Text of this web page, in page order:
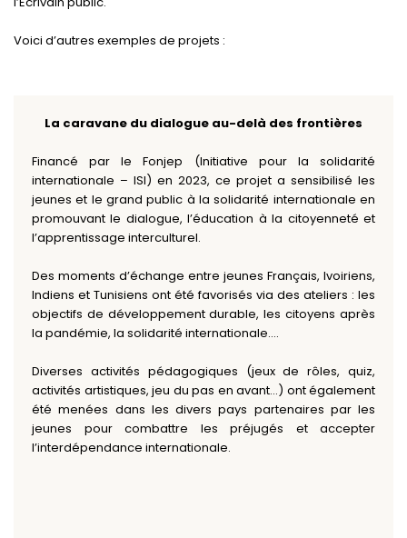
Voici d’autres exemples de projets :
La caravane du dialogue au-delà des frontières
Financé par le Fonjep (Initiative pour la solidarité
internationale – ISI) en 2023, ce projet a sensibilisé les
jeunes et le grand public à la solidarité internationale en
promouvant le dialogue, l’éducation à la citoyenneté et
l’apprentissage interculturel.
Des moments d’échange entre jeunes Français, Ivoiriens,
Indiens et Tunisiens ont été favorisés via des ateliers : les
objectifs de développement durable, les citoyens après
la pandémie, la solidarité internationale….
Diverses activités pédagogiques (jeux de rôles, quiz,
activités artistiques, jeu du pas en avant…) ont également
été menées dans les divers pays partenaires par les
jeunes pour combattre les préjugés et accepter
l’interdépendance internationale.